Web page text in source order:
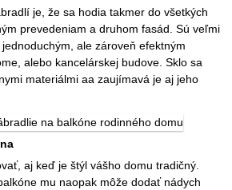
je, že sa hodia takmer do všetkých
prevedeniam a druhom fasád. Sú veľmi
ale zároveň efektným
alebo kancelárskej budove. Sklo sa
materiálmi aa zaujímavá je aj jeho
aj keď je štýl vášho domu tradičný.
mu naopak môže dodať nádych